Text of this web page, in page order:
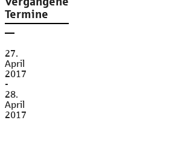
Termine
27.
April
2017
-
28.
April
2017